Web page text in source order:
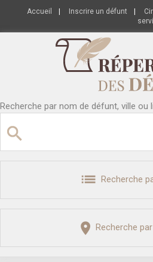
Accueil Inscrire un défunt
Recherche par nom de défunt, ville ou
Recherche
Recherche